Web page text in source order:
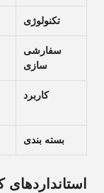
تکنولوژی
سفارشی
سازی
کاربرد
بسته بندی
استانداردهای